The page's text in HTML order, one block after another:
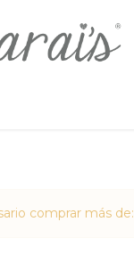
comprar más de: